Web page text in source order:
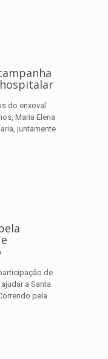
do enxoval
Maria Elena
juntamente
de
a Santa
pela